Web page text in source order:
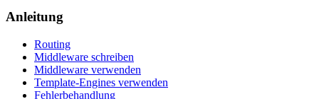
Anleitung
Routing
Middleware schreiben
Middleware verwenden
Template-Engines verwenden
Fehlerbehandlung